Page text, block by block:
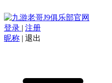
登录 | 注册
昵称 | 退出